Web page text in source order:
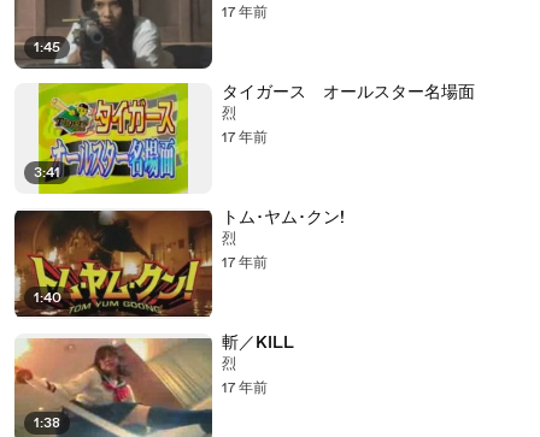
1:45
17 年前
3:41
タイガース オールスター名場面
烈
17 年前
1:40
トム･ヤム･クン!
烈
17 年前
1:38
斬／KILL
烈
17 年前